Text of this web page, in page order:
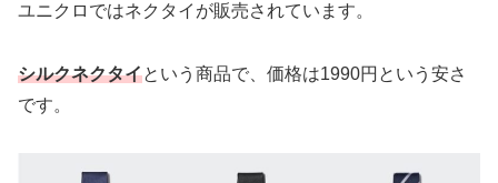
ユニクロではネクタイが販売されています。
シルクネクタイという商品で、価格は1990円という安さ
です。